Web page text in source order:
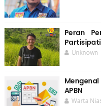
Peran
Unknown
APBN
Warta